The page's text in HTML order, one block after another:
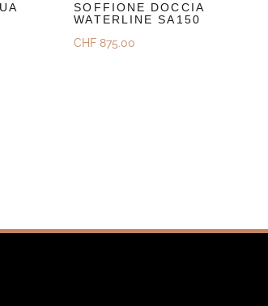
SOFFIONE DOCCIA
WATERLINE SA150
CHF 875.00